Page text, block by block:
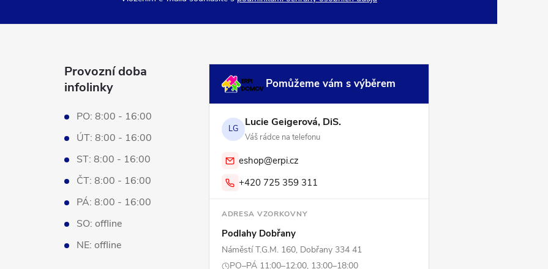
Provozní doba
infolinky
PO: 8:00 - 16:00
ÚT: 8:00 - 16:00
ST: 8:00 - 16:00
ČT: 8:00 - 16:00
PÁ: 8:00 - 16:00
SO: offline
NE: offline
Pomůžeme vám s výběrem
LG Lucie Geigerová, DiS.
Váš rádce na telefonu
eshop@erpi.cz
+420 725 359 311
ADRESA VZORKOVNY
Podlahy Dobřany
Náměstí T.G.M. 160, Dobřany 334 41
PO–PÁ 11:00–12:00, 13:00–18:00